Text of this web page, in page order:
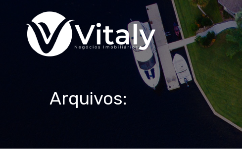
Arquivos: